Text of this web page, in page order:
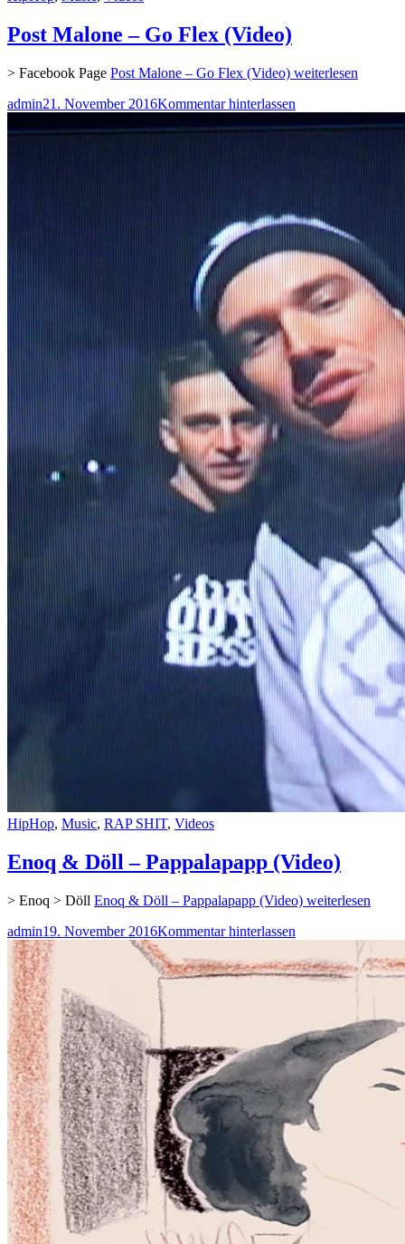
Post Malone – Go Flex (Video)
> Facebook Page Post Malone – Go Flex (Video) weiterlesen
admin21. November 2016Kommentar hinterlassen
HipHop, Music, RAP SHIT, Videos
Enoq & Döll – Pappalapapp (Video)
> Enoq > Döll Enoq & Döll – Pappalapapp (Video) weiterlesen
admin19. November 2016Kommentar hinterlassen